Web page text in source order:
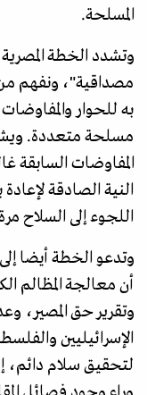
المسلحة.
وتشدد الخطة
مصداقية"، ونفهم
به للحوار
مسلحة متعددة.
المفاوضات السابقة
النية الصادقة
اللجوء إلى السلاح
وتدعو الخطة أيضا
أن معالجة المظالم
وتقرير حق المصير،
الإسرائيليين
لتحقيق سلام دائم،